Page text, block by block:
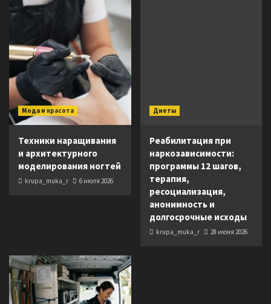
Мода и красота
Техники наращивания
и архитектурного
моделирования ногтей
krupa_muka_r 6 июля 2026
Диеты
Реабилитация при
наркозависимости:
программы 12 шагов,
терапия,
ресоциализация,
анонимность и
долгосрочные исходы
krupa_muka_r 28 июня 2026